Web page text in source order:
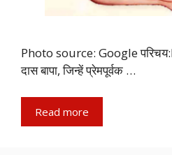
Photo source: Google
दास बापा, जिन्हें प्रेमपूर्वक …
Read more